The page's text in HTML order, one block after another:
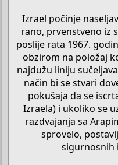
Izrael počinje
rano, prvenstveno iz
poslije rata 1967.
obzirom na položaj
najdužu liniju
način bi se stvari
pokušaja da se
Izraela) i ukoliko se
razdvajanja sa
sprovelo,
sigurnosnih